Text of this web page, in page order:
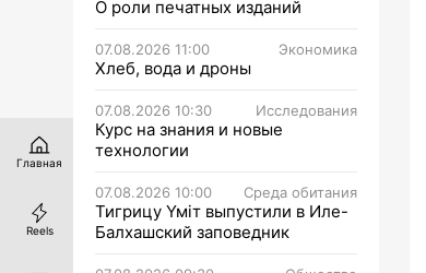
О роли печатных изданий
07.08.2026 11:00 Экономика
Хлеб, вода и дроны
07.08.2026 10:30 Исследования
Курс на знания и новые
технологии
07.08.2026 10:00 Среда обитания
Тигрицу Үміт выпустили в Иле-
Балхашский заповедник
Главная
Reels